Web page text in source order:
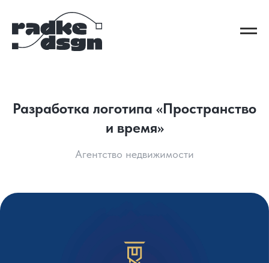
Разработка логотипа «Пространство
и время»
Агентство недвижимости